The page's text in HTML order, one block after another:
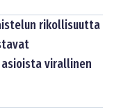
rikollisuutta
virallinen